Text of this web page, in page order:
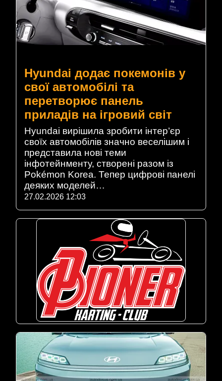
Hyundai додає покемонів у
свої автомобілі та
перетворює панель
приладів на ігровий світ
Hyundai вирішила зробити інтер’єр
своїх автомобілів значно веселішим і
представила нові теми
інфотейнменту, створені разом із
Pokémon Korea. Тепер цифрові панелі
деяких моделей…
27.02.2026 12:03